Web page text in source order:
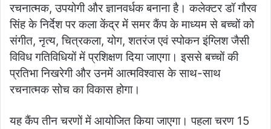
रचनात्मक, उपयोगी और ज्ञानवर्धक बनाना है। कलेक्टर डॉ गौरव
सिंह के निर्देश पर कला केंद्र में समर कैंप के माध्यम से बच्चों को
संगीत, नृत्य, चित्रकला, योग, शतरंज एवं स्पोकन इंग्लिश जैसी
विविध गतिविधियों में प्रशिक्षण दिया जाएगा। इससे बच्चों की
प्रतिभा निखरेगी और उनमें आत्मविश्वास के साथ-साथ
रचनात्मक सोच का विकास होगा।
यह कैंप तीन चरणों में आयोजित किया जाएगा। पहला चरण 15